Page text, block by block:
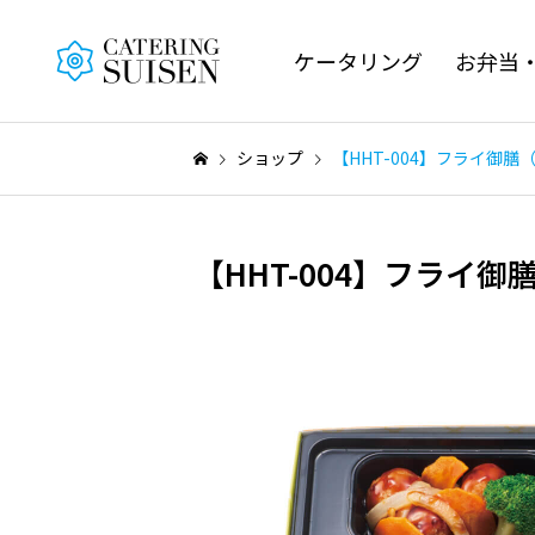
ケータリング お弁当
ショップ 【HHT-004】フライ御膳
【HHT-004】フライ御